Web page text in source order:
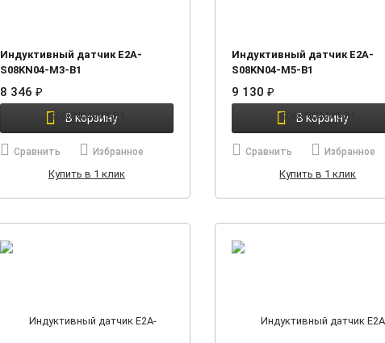
Индуктивный датчик E2A-
S08KN04-M3-B1
8 346 ₽
В корзину
Сравнить Избранное
Купить в 1 клик
Индуктивный датчик E2A-
S08KN04-M5-B1
9 130 ₽
В корзину
Сравнить Избранное
Купить в 1 клик